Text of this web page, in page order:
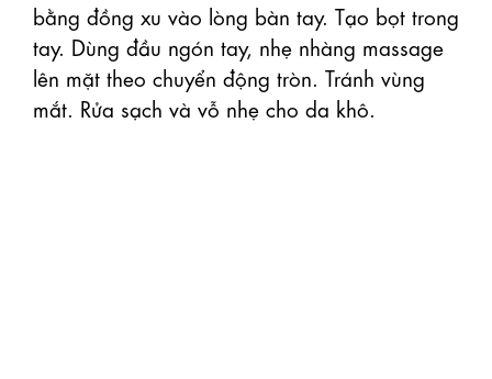
bằng đồng xu vào lòng bàn tay. Tạo bọt trong
tay. Dùng đầu ngón tay, nhẹ nhàng massage
lên mặt theo chuyển động tròn. Tránh vùng
mắt. Rửa sạch và vỗ nhẹ cho da khô.